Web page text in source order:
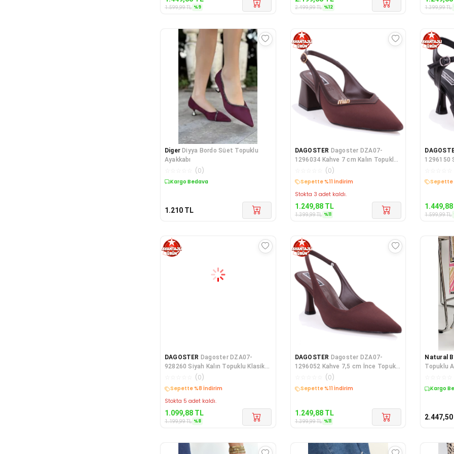
1.599,99TL %9 2.499,99TL %12 1.399,99TL
Diger Diyya Bordo Süet Topuklu
Ayakkabı
(0)
Kargo Bedava
1.210 TL
DAGOSTER Dagoster DZA07-
1296034 Kahve 7 cm Kalın Topuklu
Klasik Kadın Ayak
(0)
Kargo Bedava
Stokta 3 adet kaldı.
1.249,88 TL
1.399,99TL %11
1296150
Klasik
Kargo
1.449,88
1.599,99TL
DAGOSTER Dagoster DZA07-
928260 Siyah Kalın Topuklu Klasik
Kadın Ayakkabı
(0)
Kargo Bedava
Stokta 5 adet kaldı.
1.099,88 TL
1.199,99TL %8
DAGOSTER Dagoster DZA07-
1296052 Kahve 7,5 cm İnce Topuklu
Klasik Kadın Aya
(0)
Kargo Bedava
1.249,88 TL
1.399,99TL %11
Natural
Topuklu
Kargo
2.447,50